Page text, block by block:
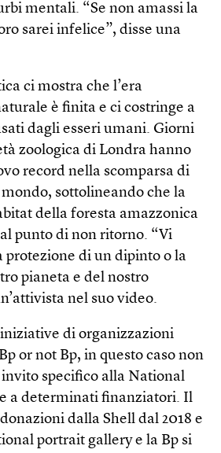
mentali. “Se non amassi la
sarei infelice”, disse una
ci mostra che l’era
è finita e ci costringe a
dagli esseri umani. Giorni
zoologica di Londra hanno
record nella scomparsa di
sottolineando che la
della foresta amazzonica
punto di non ritorno. “Vi
protezione di un dipinto o la
pianeta e del nostro
nel suo video.
di organizzazioni
or not Bp, in questo caso non
invito specifico alla National
a determinati finanziatori. Il
dalla Shell dal 2018 e
portrait gallery e la Bp si